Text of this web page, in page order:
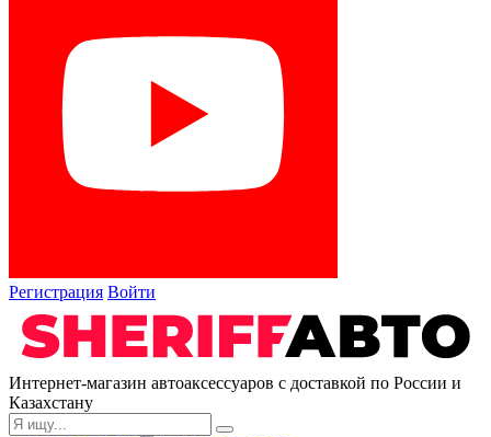
Регистрация Войти
Интернет-магазин автоаксессуаров с доставкой по России и
Казахстану